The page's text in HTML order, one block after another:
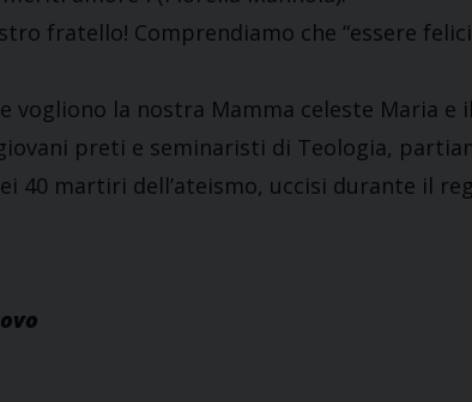
fratello! Comprendiamo che “essere
vogliono la nostra Mamma celeste Maria e
preti e seminaristi di Teologia,
40 martiri dell’ateismo, uccisi durante il